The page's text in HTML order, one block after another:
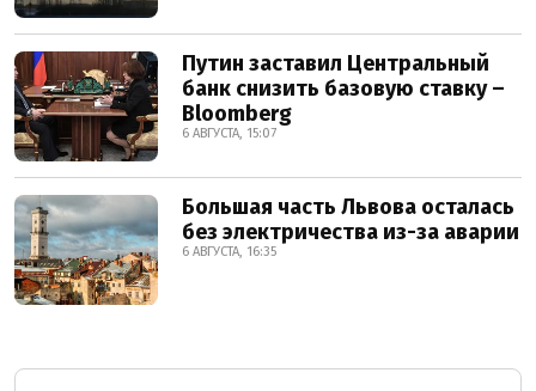
Путин заставил Центральный
банк снизить базовую ставку –
Bloomberg
6 АВГУСТА, 15:07
Большая часть Львова осталась
без электричества из-за аварии
6 АВГУСТА, 16:35